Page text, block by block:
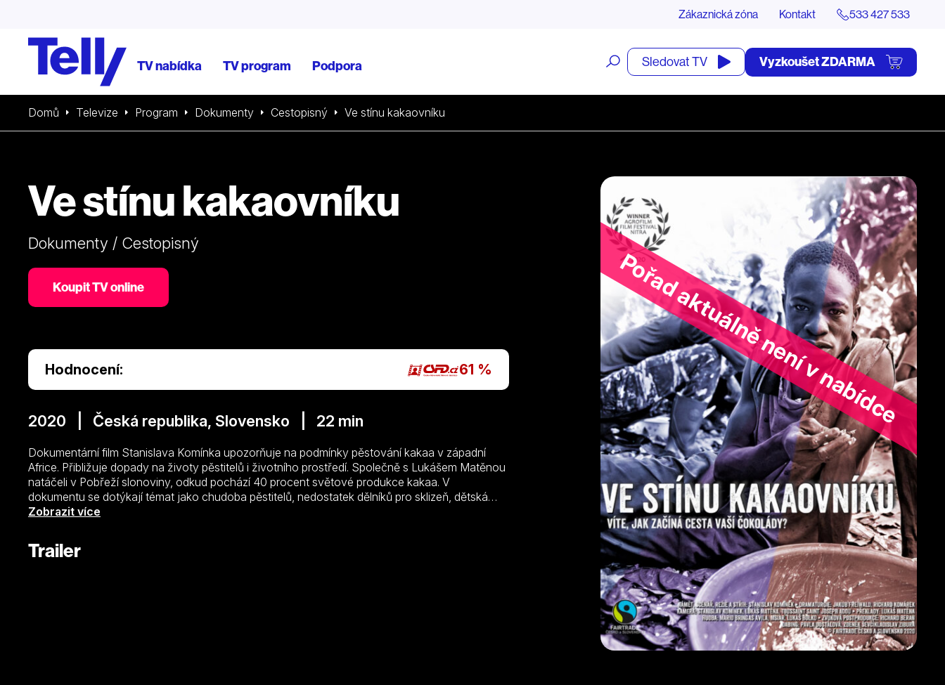
Zákaznická zóna Kontakt 533 427 533
TV nabídka TV program Podpora
Otevřít
vyhledávání
Sledovat TV Vyzkoušet ZDARMA
Domů Televize Program Dokumenty Cestopisný Ve stínu kakaovníku
Pořad aktuálně není v nabídce
Ve stínu kakaovníku
Dokumenty / Cestopisný
Koupit TV online
Hodnocení: 61 %
2020 | Česká republika, Slovensko | 22 min
Dokumentární film Stanislava Komínka upozorňuje na podmínky pěstování kakaa v západní
Africe. Přibližuje dopady na životy pěstitelů i životního prostředí. Společně s Lukášem Matěnou
natáčeli v Pobřeží slonoviny, odkud pochází 40 procent světové produkce kakaa. V
dokumentu se dotýkají témat jako chudoba pěstitelů, nedostatek dělníků pro sklizeň, dětská
práce nebo kácení deštných pralesů. Snímek byl oceněn na 36. Mezinárodním filmovém
Zobrazit více
Trailer